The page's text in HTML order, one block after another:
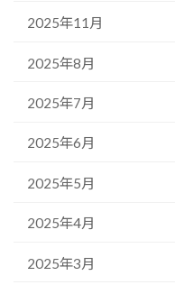
2025年11月
2025年8月
2025年7月
2025年6月
2025年5月
2025年4月
2025年3月